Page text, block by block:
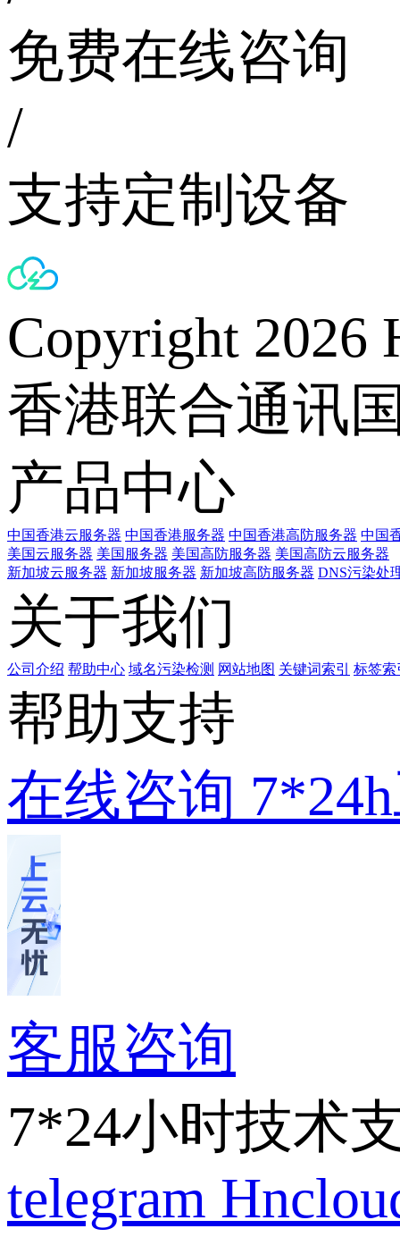
免费在线咨询
/
支持定制设备
Copyright 2026
香港联合通讯
产品中心
中国香港云服务器 中国香港服务器 中国香港高防服务器 中国
美国云服务器 美国服务器 美国高防服务器 美国高防云服务器
新加坡云服务器 新加坡服务器 新加坡高防服务器 DNS污染处
关于我们
公司介绍 帮助中心 域名污染检测 网站地图 关键词索引 标签索
帮助支持
在线咨询
客服咨询
7*24小时技术
telegram